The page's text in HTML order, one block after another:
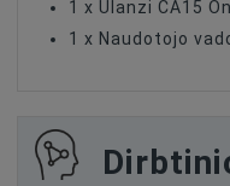
1 x Ulanzi CA15
1 x Naudotojo